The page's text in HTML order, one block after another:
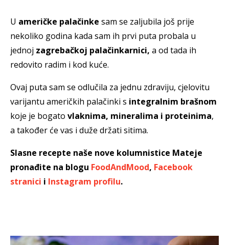
U američke palačinke sam se zaljubila još prije
nekoliko godina kada sam ih prvi puta probala u
jednoj zagrebačkoj palačinkarnici, a od tada ih
redovito radim i kod kuće.
Ovaj puta sam se odlučila za jednu zdraviju, cjelovitu
varijantu američkih palačinki s integralnim brašnom
koje je bogato vlaknima, mineralima i proteinima,
a također će vas i duže držati sitima.
Slasne recepte naše nove kolumnistice Mateje
pronađite na blogu FoodAndMood, Facebook
stranici i Instagram profilu.